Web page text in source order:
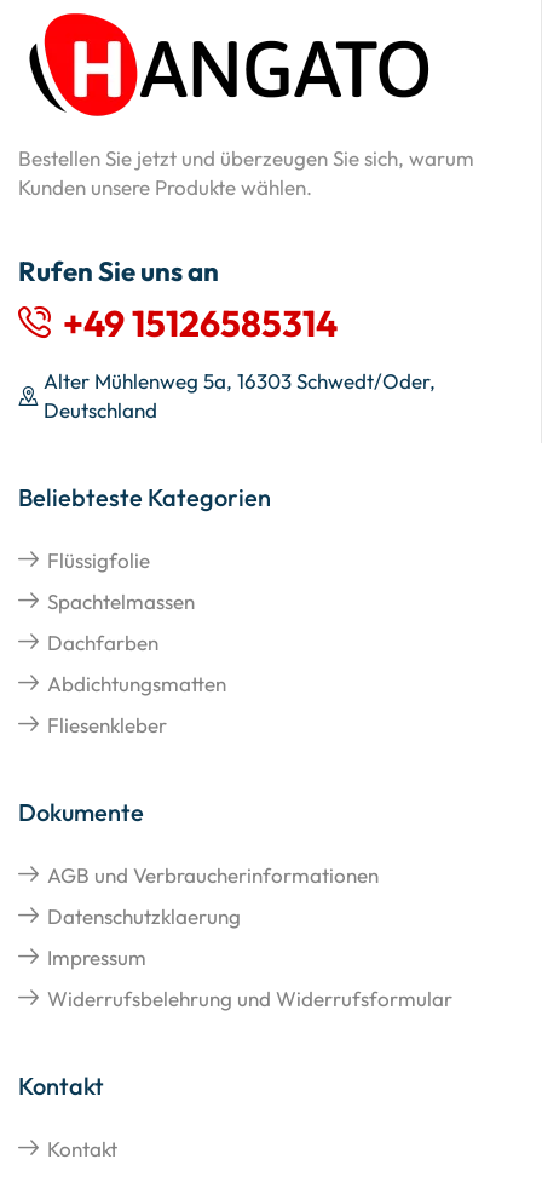
Bestellen Sie jetzt und überzeugen Sie sich, warum
Kunden unsere Produkte wählen.
Rufen Sie uns an
+49 15126585314
Alter Mühlenweg 5a, 16303 Schwedt/Oder,
Deutschland
Beliebteste Kategorien
Flüssigfolie
Spachtelmassen
Dachfarben
Abdichtungsmatten
Fliesenkleber
Dokumente
AGB und Verbraucherinformationen
Datenschutzklaerung
Impressum
Widerrufsbelehrung und Widerrufsformular
Kontakt
Kontakt